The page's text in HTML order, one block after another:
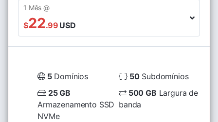
1 Mês @
$22.99 USD
5Domínios 50Subdomínios
25 GB
Armazenamento SSD
NVMe
500 GB Largura de
banda